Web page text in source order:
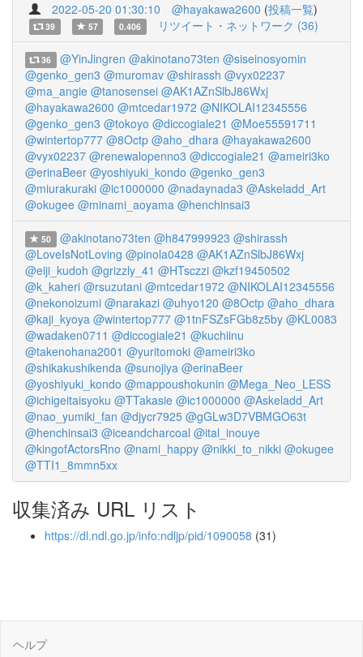
2022-05-20 01:30:10 @hayakawa2600 (投稿一覧)
39 57 0.406 リツイート・ネットワーク (36)
36 @YinJingren @akinotano73ten @siseinosyomin
@genko_gen3 @muromav @shirassh @vyx02237
@ma_angie @tanosensei @AK1AZnSlbJ86Wxj
@hayakawa2600 @mtcedar1972 @NIKOLAI12345556
@genko_gen3 @tokoyo @diccogiale21 @Moe55591711
@wintertop777 @8Octp @aho_dhara @hayakawa2600
@vyx02237 @renewalopenno3 @diccogiale21 @ameiri3ko
@erinaBeer @yoshiyuki_kondo @genko_gen3
@miurakuraki @ic1000000 @nadaynada3 @Askeladd_Art
@okugee @minami_aoyama @henchinsai3
50 @akinotano73ten @h847999923 @shirassh
@LoveIsNotLoving @pinola0428 @AK1AZnSlbJ86Wxj
@eiji_kudoh @grizzly_41 @HTsczzi @kzf19450502
@k_kaheri @rsuzutani @mtcedar1972 @NIKOLAI12345556
@nekonoizumi @narakazi @uhyo120 @8Octp @aho_dhara
@kaji_kyoya @wintertop777 @1tnFSZsFGb8z5by @KL0083
@wadaken0711 @diccogiale21 @kuchiinu
@takenohana2001 @yuritomoki @ameiri3ko
@shikakushikenda @sunojiya @erinaBeer
@yoshiyuki_kondo @mappoushokunin @Mega_Neo_LESS
@ichigeitaisyoku @TTakasie @ic1000000 @Askeladd_Art
@nao_yumiki_fan @djycr7925 @gGLw3D7VBMGO63t
@henchinsai3 @iceandcharcoal @ital_inouye
@kingofActorsRno @nami_happy @nikki_to_nikki @okugee
@TTI1_8mmn5xx
収集済み URL リスト
https://dl.ndl.go.jp/info:ndljp/pid/1090058 (31)
ヘルプ